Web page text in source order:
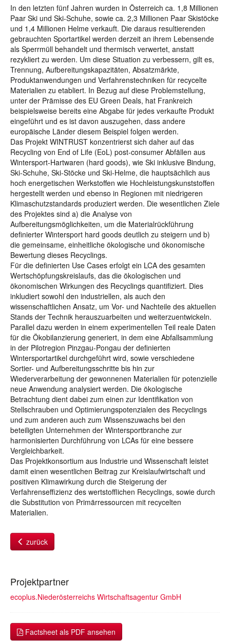
In den letzten fünf Jahren wurden in Österreich ca. 1,8 Millionen
Paar Ski und Ski-Schuhe, sowie ca. 2,3 Millionen Paar Skistöcke
und 1,4 Millionen Helme verkauft. Die daraus resultierenden
gebrauchten Sportartikel werden derzeit an ihrem Lebensende
als Sperrmüll behandelt und thermisch verwertet, anstatt
rezykliert zu werden. Um diese Situation zu verbessern, gilt es,
Trennung, Aufbereitungskapazitäten, Absatzmärkte,
Produktanwendungen und Verfahrenstechniken für recycelte
Materialien zu etabliert. In Bezug auf diese Problemstellung,
unter der Prämisse des EU Green Deals, hat Frankreich
beispielsweise bereits eine Abgabe für jedes verkaufte Produkt
eingeführt und es ist davon auszugehen, dass andere
europäische Länder diesem Beispiel folgen werden.
Das Projekt WINTRUST konzentrierst sich daher auf das
Recycling von End of Life (EoL) post-consumer Abfällen aus
Wintersport-Hartwaren (hard goods), wie Ski inklusive Bindung,
Ski-Schuhe, Ski-Stöcke und Ski-Helme, die hauptsächlich aus
hoch energetischen Werkstoffen wie Hochleistungskunststoffen
hergestellt werden und ebenso in Regionen mit niedrigeren
Klimaschutzstandards produziert werden. Die wesentlichen Ziele
des Projektes sind a) die Analyse von
Aufbereitungsmöglichkeiten, um die Materialrückführung
definierter Wintersport hard goods deutlich zu steigern und b)
die gemeinsame, einheitliche ökologische und ökonomische
Bewertung dieses Recyclings.
Für die definierten Use Cases erfolgt ein LCA des gesamten
Wertschöpfungskreislaufs, das die ökologischen und
ökonomischen Wirkungen des Recyclings quantifiziert. Dies
inkludiert sowohl den industriellen, als auch den
wissenschaftlichen Ansatz, um Vor- und Nachteile des aktuellen
Stands der Technik herauszuarbeiten und weiterzuentwickeln.
Parallel dazu werden in einem experimentellen Teil reale Daten
für die Ökobilanzierung generiert, in dem eine Abfallsammlung
in der Pilotregion Pinzgau-Pongau der definierten
Wintersportartikel durchgeführt wird, sowie verschiedene
Sortier- und Aufbereitungsschritte bis hin zur
Wiederverarbeitung der gewonnenen Materialien für potenzielle
neue Anwendung analysiert werden. Die ökologische
Betrachtung dient dabei zum einen zur Identifikation von
Stellschrauben und Optimierungspotenzialen des Recyclings
und zum anderen auch zum Wissenszuwachs bei den
beteiligten Unternehmen der Wintersportbranche zur
harmonisierten Durchführung von LCAs für eine bessere
Vergleichbarkeit.
Das Projektkonsortium aus Industrie und Wissenschaft leistet
damit einen wesentlichen Beitrag zur Kreislaufwirtschaft und
positiven Klimawirkung durch die Steigerung der
Verfahrenseffizienz des wertstofflichen Recyclings, sowie durch
die Substitution von Primärressourcen mit recycelten
Materialien.
zurück
Projektpartner
ecoplus.Niederösterreichs Wirtschaftsagentur GmbH
Factsheet als PDF ansehen